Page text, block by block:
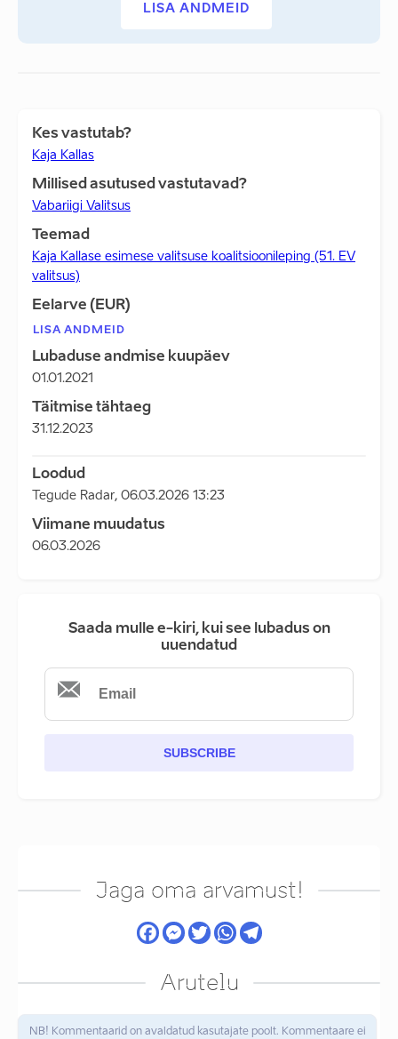
LISA ANDMEID
Kes vastutab?
Kaja Kallas
Millised asutused vastutavad?
Vabariigi Valitsus
Teemad
Kaja Kallase esimese valitsuse koalitsioonileping (51. EV
valitsus)
Eelarve (EUR)
LISA ANDMEID
Lubaduse andmise kuupäev
01.01.2021
Täitmise tähtaeg
31.12.2023
Loodud
Tegude Radar, 06.03.2026 13:23
Viimane muudatus
06.03.2026
Saada mulle e-kiri, kui see lubadus on
uuendatud
SUBSCRIBE
Jaga oma arvamust!
Arutelu
NB! Kommentaarid on avaldatud kasutajate poolt. Kommentaare ei